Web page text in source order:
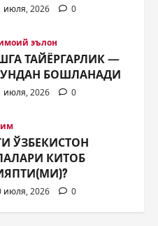
июля, 2026 0
ЎЗБЕКИСТОН
КИТОБ
ДЎСТЛИГИ
БИР БОР НАМОЁН
июля, 2026